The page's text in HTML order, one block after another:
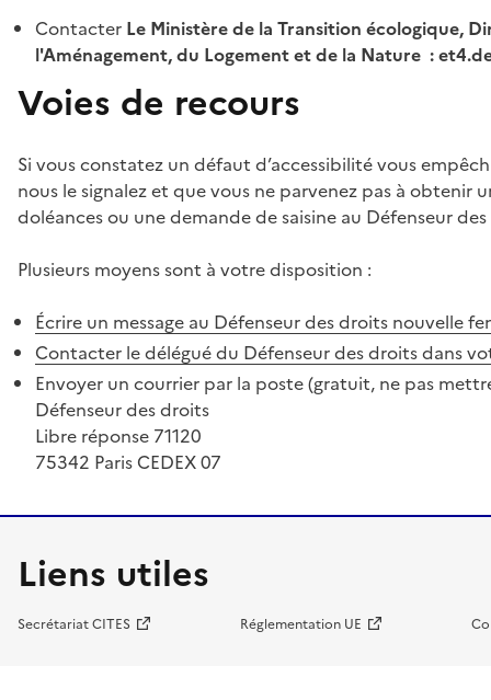
Contacter Le Ministère de la Transition écologique,
l'Aménagement, du Logement et de la Nature :
Voies de recours
Si vous constatez un défaut d’accessibilité vous
nous le signalez et que vous ne parvenez pas à
doléances ou une demande de saisine au Défenseur
Plusieurs moyens sont à votre disposition :
Écrire un message au Défenseur des droits nouvelle
Contacter le délégué du Défenseur des droits dans
Envoyer un courrier par la poste (gratuit, ne pas
Défenseur des droits
Libre réponse 71120
75342 Paris CEDEX 07
Liens utiles
Secrétariat CITES Réglementation UE